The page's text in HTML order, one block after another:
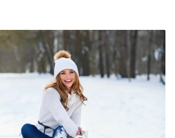
BurdaMedia
Extra